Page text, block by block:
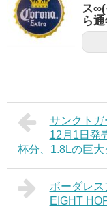
ス∞(
ら
サンクトガ
12月1日発
杯分、1.8Lの巨
ボーダレ
EIGHT